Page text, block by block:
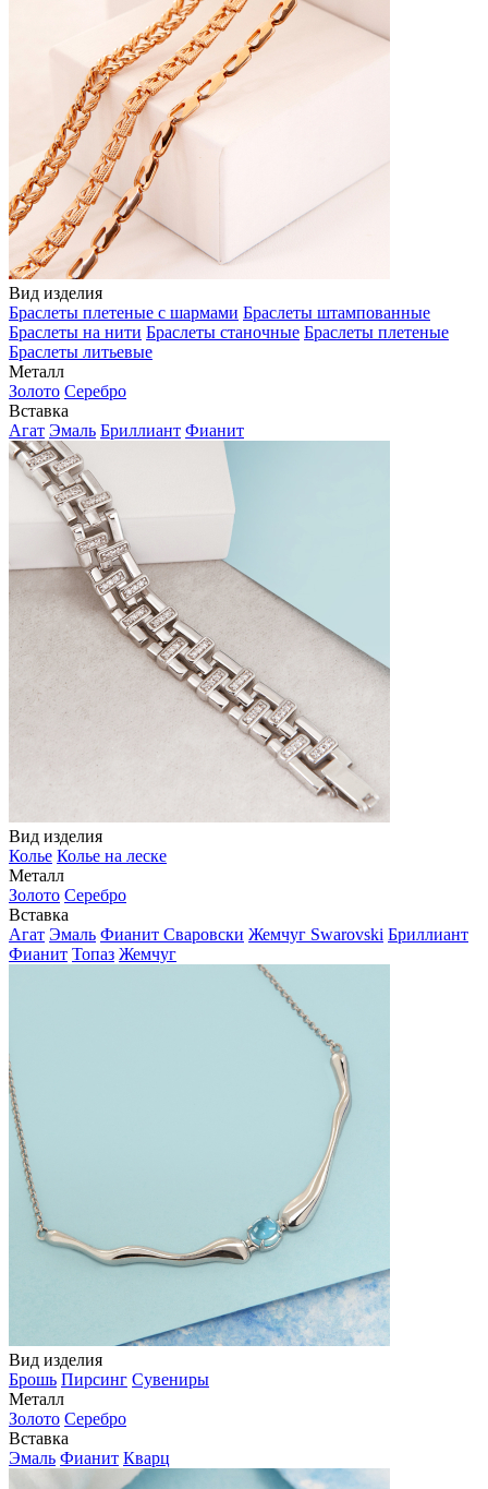
Вид изделия
Браслеты плетеные с шармами Браслеты штампованные
Браслеты на нити Браслеты станочные Браслеты плетеные
Браслеты литьевые
Металл
Золото Серебро
Вставка
Агат Эмаль Бриллиант Фианит
Вид изделия
Колье Колье на леске
Металл
Золото Серебро
Вставка
Агат Эмаль Фианит Сваровски Жемчуг Swarovski Бриллиант
Фианит Топаз Жемчуг
Вид изделия
Брошь Пирсинг Сувениры
Металл
Золото Серебро
Вставка
Эмаль Фианит Кварц